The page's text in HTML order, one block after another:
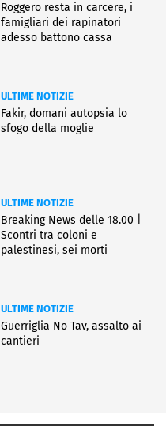
Roggero resta in carcere, i
famigliari dei rapinatori
adesso battono cassa
ULTIME NOTIZIE
Fakir, domani autopsia lo
sfogo della moglie
ULTIME NOTIZIE
Breaking News delle 18.00 |
Scontri tra coloni e
palestinesi, sei morti
ULTIME NOTIZIE
Guerriglia No Tav, assalto ai
cantieri